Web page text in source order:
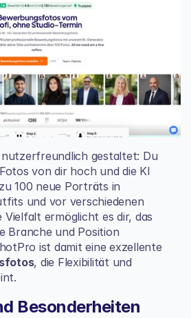
gestaltet: Du
von dir hoch und die KI
100 neue Porträts in
und vor verschiedenen
Vielfalt ermöglicht es dir, das
Branche und Position
auszuwählen. HeadshotPro ist damit eine exzellente
, die Flexibilität und
Besonderheiten